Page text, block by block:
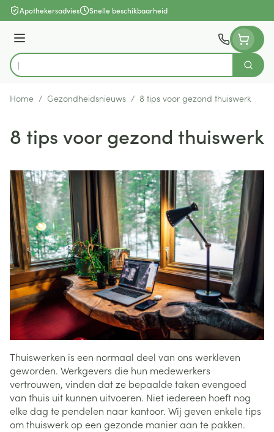
Ga naar de inhoud
Apothekersadvies Snelle beschikbaarheid
Menu
Product, merk, categorie...
Zoek
Home / Gezondheidsnieuws / 8 tips voor gezond thuiswerk
8 tips voor gezond thuiswerk
Thuiswerken is een normaal deel van ons werkleven
geworden. Werkgevers die hun medewerkers
vertrouwen, vinden dat ze bepaalde taken evengoed
van thuis uit kunnen uitvoeren. Niet iedereen hoeft nog
elke dag te pendelen naar kantoor. Wij geven enkele tips
om thuiswerk op een gezonde manier aan te pakken.